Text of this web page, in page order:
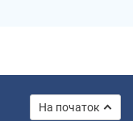
На початок